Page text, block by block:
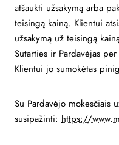
atšaukti užsakymą arba
teisingą kainą. Klientui
užsakymą už teisingą
Sutarties ir Pardavėjas
Klientui jo sumokėtas
Su Pardavėjo mokesčiais
susipažinti: https://